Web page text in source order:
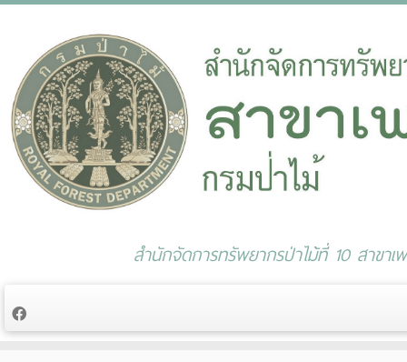
สำนักจัดการทรัพยากรป่าไม้ที่ 10 สาขาเ